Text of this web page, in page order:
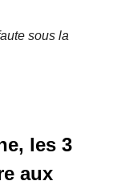
sous la
les 3
aux